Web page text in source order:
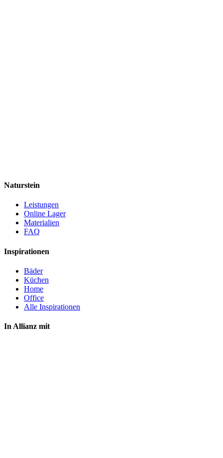
Naturstein
Leistungen
Online Lager
Materialien
FAQ
Inspirationen
Bäder
Küchen
Home
Office
Alle Inspirationen
In Allianz mit